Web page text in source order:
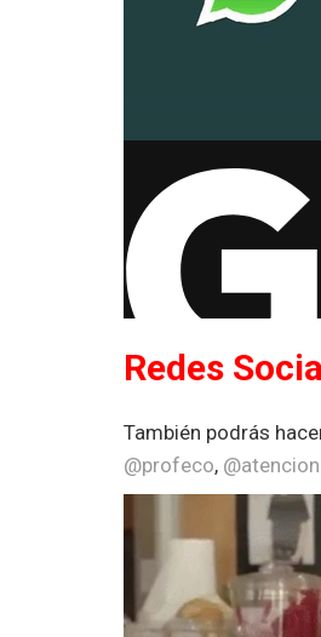
Redes
También podrás
@profeco,